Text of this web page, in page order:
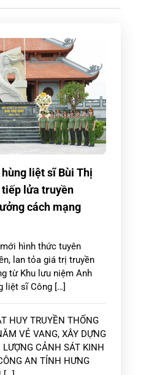
liệt sĩ Bùi Thị
tiếp lửa truyền
cách mạng
hình thức tuyên
lan tỏa giá trị truyền
từ Khu lưu niệm Anh
liệt sĩ Công […]
HUY TRUYỀN THỐNG
VẺ VANG, XÂY DỰNG
LƯỢNG CẢNH SÁT KINH
AN TỈNH HƯNG